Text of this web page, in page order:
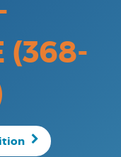
(368-